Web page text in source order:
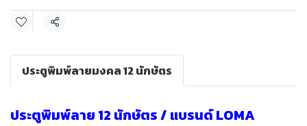
แชร์
ประตูพิมพ์ลายมงคล 12 นักษัตร
ประตูพิมพ์ลาย 12 นักษัตร / แบรนด์ LOMA